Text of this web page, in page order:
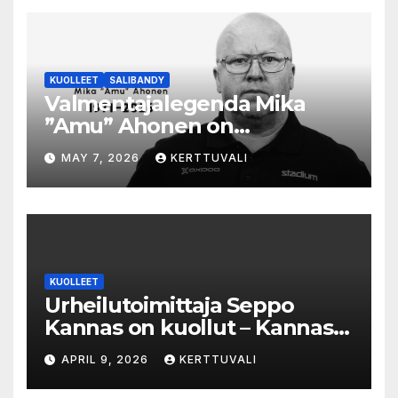
KUOLLEET SALIBANDY
Valmentajalegenda Mika
”Amu” Ahonen on
menehtynyt
MAY 7, 2026 KERTTUVALI
KUOLLEET
Urheilutoimittaja Seppo
Kannas on kuollut – Kannas
oli kuollessaan 92-vuotias
APRIL 9, 2026 KERTTUVALI